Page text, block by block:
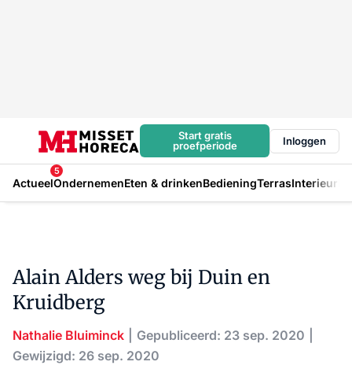
Start gratis
proefperiode
Inloggen
Actueel
5
OndernemenEten & drinkenBedieningTerrasInterieur
Alain Alders weg bij Duin en
Kruidberg
Nathalie Bluiminck
Gepubliceerd: 23 sep. 2020
Gewijzigd: 26 sep. 2020